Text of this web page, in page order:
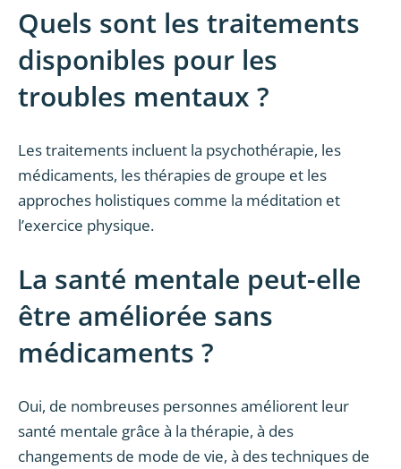
Quels sont les traitements
disponibles pour les
troubles mentaux ?
Les traitements incluent la psychothérapie, les
médicaments, les thérapies de groupe et les
approches holistiques comme la méditation et
l’exercice physique.
La santé mentale peut-elle
être améliorée sans
médicaments ?
Oui, de nombreuses personnes améliorent leur
santé mentale grâce à la thérapie, à des
changements de mode de vie, à des techniques de